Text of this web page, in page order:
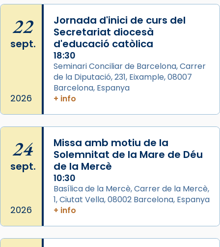
Memòria de les santes Juliana i
Semproniana, verges i màrtirs.
Acompanyant la història de sant Cugat, a
partir de l’Edat Mitjana sorgeix la tradició
que les santes Juliana (“relatiu a Júlia”) i
Semproniana (“relatiu a Semprònia =
eterna”) són deixebles seves. I l’any 1667, el
frare Joan Gaspar Roig, afirma en una obra
Foto
View on Facebook · Share
22
sept.
2026
Jornada d'inici de curs del
Secretariat diocesà
d'educació catòlica
18:30
Seminari Conciliar de Barcelona, Carrer
de la Diputació, 231, Eixample, 08007
Barcelona, Espanya
+ info
24
sept.
2026
Missa amb motiu de la
Solemnitat de la Mare de Déu
de la Mercè
10:30
Basílica de la Mercè, Carrer de la Mercè,
1, Ciutat Vella, 08002 Barcelona, Espanya
+ info